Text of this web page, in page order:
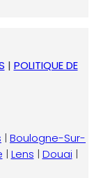
| POLITIQUE DE
| Boulogne-Sur-
| Lens | Douai |